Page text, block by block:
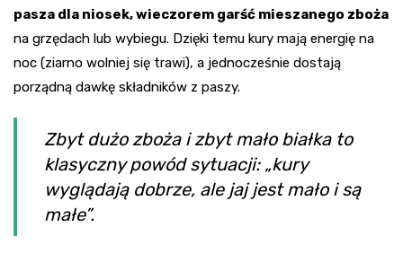
pasza dla niosek, wieczorem garść mieszanego zboża
na grzędach lub wybiegu. Dzięki temu kury mają energię na
noc (ziarno wolniej się trawi), a jednocześnie dostają
porządną dawkę składników z paszy.
Zbyt dużo zboża i zbyt mało białka to
klasyczny powód sytuacji: „kury
wyglądają dobrze, ale jaj jest mało i są
małe”.